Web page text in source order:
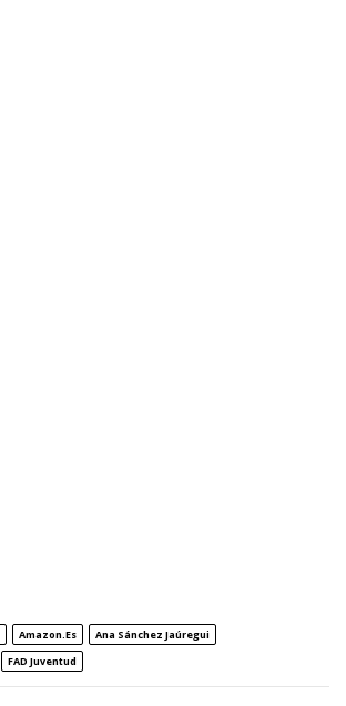
Amazon.es
Ana Sánchez Jaúregui
FAD Juventud